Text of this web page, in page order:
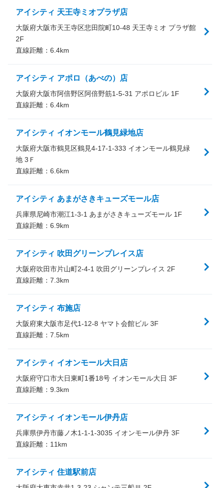
アイシティ 天王寺ミオプラザ店
大阪府大阪市天王寺区悲田院町10-48 天王寺ミオ プラザ館
2F
直線距離： 6.4km
アイシティ アポロ（あべの）店
大阪府大阪市阿倍野区阿倍野筋1-5-31 アポロビル 1F
直線距離： 6.4km
アイシティ イオンモール鶴見緑地店
大阪府大阪市鶴見区鶴見4-17-1-333 イオンモール鶴見緑
地 3Ｆ
直線距離： 6.6km
アイシティ あまがさきキューズモール店
兵庫県尼崎市潮江1-3-1 あまがさきキューズモール 1F
直線距離： 6.9km
アイシティ 吹田グリーンプレイス店
大阪府吹田市片山町2-4-1 吹田グリーンプレイス 2F
直線距離： 7.3km
アイシティ 布施店
大阪府東大阪市足代1-12-8 ヤマト会館ビル 3F
直線距離： 7.5km
アイシティ イオンモール大日店
大阪府守口市大日東町1番18号 イオンモール大日 3F
直線距離： 9.3km
アイシティ イオンモール伊丹店
兵庫県伊丹市藤ノ木1-1-1-3035 イオンモール伊丹 3F
直線距離： 11 km
アイシティ 住道駅前店